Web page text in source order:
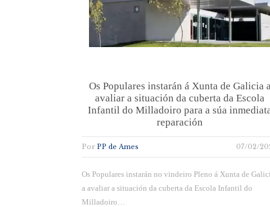
Os Populares instarán á Xunta de Galicia a
avaliar a situación da cuberta da Escola
Infantil do Milladoiro para a súa
reparación
Por PP de Ames 07/02/
Os Populares instarán no vindeiro Pleno á Xunta de
a avaliar a situación da cuberta da Escola Infantil do
Milladoiro…